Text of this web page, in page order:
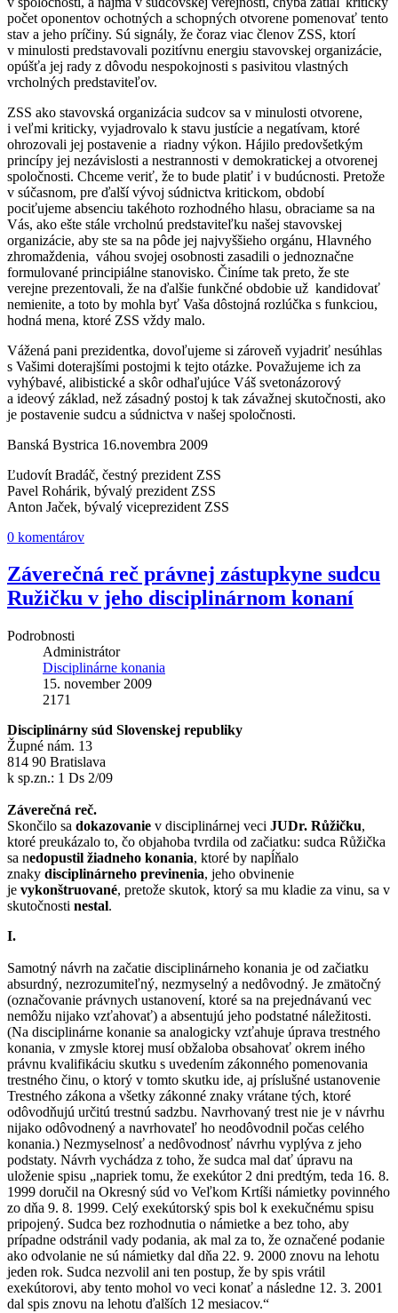
počet oponentov ochotných a schopných otvorene pomenovať tento
stav a jeho príčiny. Sú signály, že čoraz viac členov ZSS, ktorí
v minulosti predstavovali pozitívnu energiu stavovskej organizácie,
opúšťa jej rady z dôvodu nespokojnosti s pasivitou vlastných
vrcholných predstaviteľov.
ZSS ako stavovská organizácia sudcov sa v minulosti otvorene,
i veľmi kriticky, vyjadrovalo k stavu justície a negatívam, ktoré
ohrozovali jej postavenie a riadny výkon. Hájilo predovšetkým
princípy jej nezávislosti a nestrannosti v demokratickej a otvorenej
spoločnosti. Chceme veriť, že to bude platiť i v budúcnosti. Pretože
v súčasnom, pre ďalší vývoj súdnictva kritickom, období
pociťujeme absenciu takéhoto rozhodného hlasu, obraciame sa na
Vás, ako ešte stále vrcholnú predstaviteľku našej stavovskej
organizácie, aby ste sa na pôde jej najvyššieho orgánu, Hlavného
zhromaždenia, váhou svojej osobnosti zasadili o jednoznačne
formulované principiálne stanovisko. Činíme tak preto, že ste
verejne prezentovali, že na ďalšie funkčné obdobie už kandidovať
nemienite, a toto by mohla byť Vaša dôstojná rozlúčka s funkciou,
hodná mena, ktoré ZSS vždy malo.
Vážená pani prezidentka, dovoľujeme si zároveň vyjadriť nesúhlas
s Vašimi doterajšími postojmi k tejto otázke. Považujeme ich za
vyhýbavé, alibistické a skôr odhaľujúce Váš svetonázorový
a ideový základ, než zásadný postoj k tak závažnej skutočnosti, ako
je postavenie sudcu a súdnictva v našej spoločnosti.
Banská Bystrica 16.novembra 2009
Ľudovít Bradáč, čestný prezident ZSS
Pavel Rohárik, bývalý prezident ZSS
Anton Jaček, bývalý viceprezident ZSS
0 komentárov
Záverečná reč právnej zástupkyne sudcu
Ružičku v jeho disciplinárnom konaní
Podrobnosti
Administrátor
Disciplinárne konania
15. november 2009
2171
Disciplinárny súd Slovenskej republiky
Župné nám. 13
814 90 Bratislava
k sp.zn.: 1 Ds 2/09
Záverečná reč.
Skončilo sa dokazovanie v disciplinárnej veci JUDr. Růžičku,
ktoré preukázalo to, čo objahoba tvrdila od začiatku: sudca Růžička
sa nedopustil žiadneho konania, ktoré by napĺňalo
znaky disciplinárneho previnenia, jeho obvinenie
je vykonštruované, pretože skutok, ktorý sa mu kladie za vinu, sa v
skutočnosti nestal.
I.
Samotný návrh na začatie disciplinárneho konania je od začiatku
absurdný, nezrozumiteľný, nezmyselný a nedôvodný. Je zmätočný
(označovanie právnych ustanovení, ktoré sa na prejednávanú vec
nemôžu nijako vzťahovať) a absentujú jeho podstatné náležitosti.
(Na disciplinárne konanie sa analogicky vzťahuje úprava trestného
konania, v zmysle ktorej musí obžaloba obsahovať okrem iného
právnu kvalifikáciu skutku s uvedením zákonného pomenovania
trestného činu, o ktorý v tomto skutku ide, aj príslušné ustanovenie
Trestného zákona a všetky zákonné znaky vrátane tých, ktoré
odôvodňujú určitú trestnú sadzbu. Navrhovaný trest nie je v návrhu
nijako odôvodnený a navrhovateľ ho neodôvodnil počas celého
konania.) Nezmyselnosť a nedôvodnosť návrhu vyplýva z jeho
podstaty. Návrh vychádza z toho, že sudca mal dať úpravu na
uloženie spisu „napriek tomu, že exekútor 2 dni predtým, teda 16. 8.
1999 doručil na Okresný súd vo Veľkom Krtíši námietky povinného
zo dňa 9. 8. 1999. Celý exekútorský spis bol k exekučnému spisu
pripojený. Sudca bez rozhodnutia o námietke a bez toho, aby
prípadne odstránil vady podania, ak mal za to, že označené podanie
ako odvolanie ne sú námietky dal dňa 22. 9. 2000 znovu na lehotu
jeden rok. Sudca nezvolil ani ten postup, že by spis vrátil
exekútorovi, aby tento mohol vo veci konať a následne 12. 3. 2001
dal spis znovu na lehotu ďalších 12 mesiacov.“